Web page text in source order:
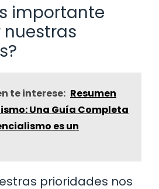
importante
te interese: Resumen
Una Guía Completa
es un
prioridades nos